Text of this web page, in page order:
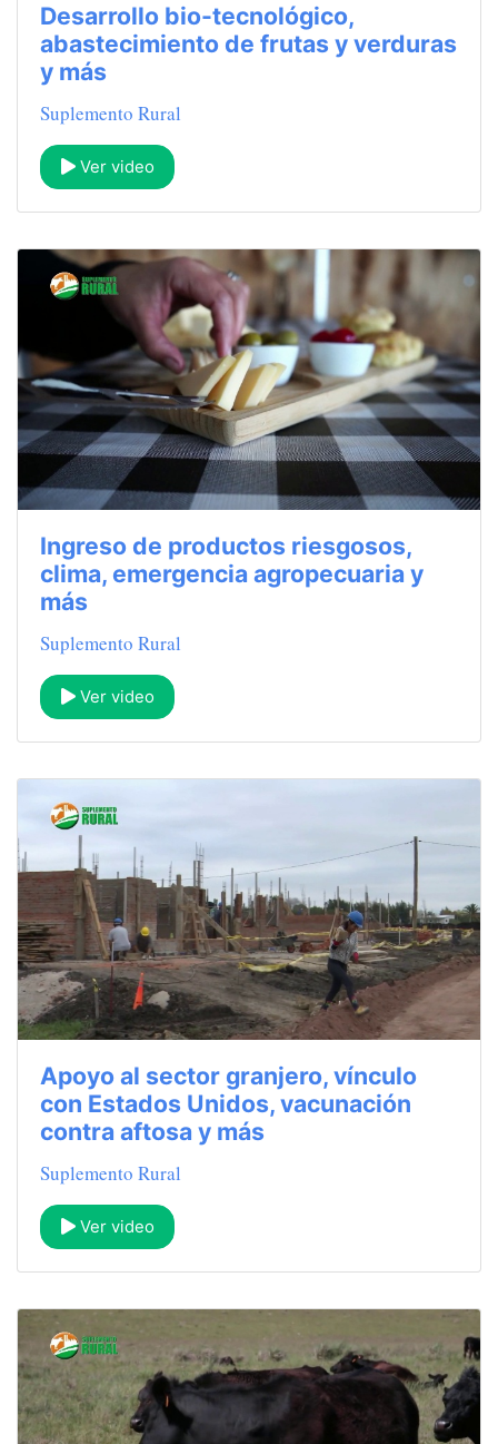
Desarrollo bio-tecnológico,
abastecimiento de frutas y verduras
y más
Suplemento Rural
Ver video
Ingreso de productos riesgosos,
clima, emergencia agropecuaria y
más
Suplemento Rural
Ver video
Apoyo al sector granjero, vínculo
con Estados Unidos, vacunación
contra aftosa y más
Suplemento Rural
Ver video